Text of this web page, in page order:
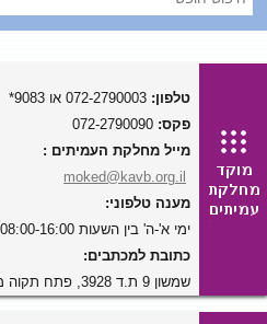
טלפון:
פקס:
מייל מחלקת העמיתים :
moked@kavb.org.il
מענה טלפוני:
ימי א'-ה' בין השעות 08:00-16:00
כתובת למכתבים:
שמשון 9 ת.ד 3928, פתח תקוה מיקוד 4952701